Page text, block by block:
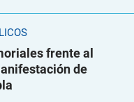
frente al
de